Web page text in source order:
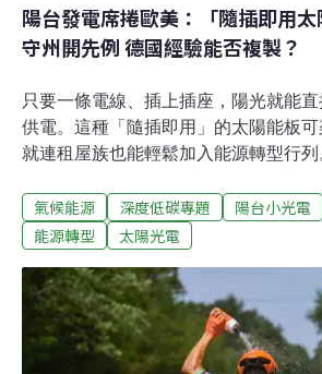
陽台發電席捲歐美：「隨插即用
守州開先例 德國經驗能否複製？
只要一條電線、插上插座，陽光就能
供電。這種「隨插即用」的太陽能板可
就連租屋族也能輕鬆加入能源轉型行
即用太陽能。美國各州則陸續提出30
而，美國電力公司近來因安全疑慮展開
開花德國作為隨插即用太陽能的領頭
120萬套系統。這類裝置能在德國普及
沒。根據非營利智庫再生能源研究所，
於800瓦的系統，只需要在聯邦網路局
氣候能源 深度低碳專題 陽台小光電
能源轉型
太陽光電